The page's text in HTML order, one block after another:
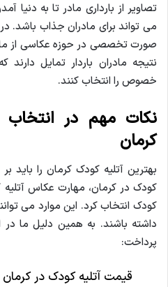
تصاویر از بارداری مادر تا به دنیا
می تواند برای مادران جذاب باشد.
صورت تخصصی در حوزه عکاسی از
نتیجه مادران باردار تمایل
خصوص را انتخاب کنند.
نکات مهم در انتخاب
کرمان
بهترین آتلیه کودک کرمان را باید
کودک در کرمان، مهارت عکاس
کودک انتخاب کرد. این موارد می
داشته باشند. به همین دلیل ما در
پرداخت:
قیمت آتلیه کودک در کرمان